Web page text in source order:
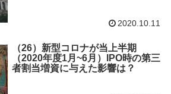
2020.10.11
（26）新型コロナが当上半期
（2020年度1月~6月）IPO時の第三
者割当増資に与えた影響は？